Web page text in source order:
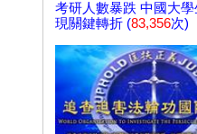
考研人數暴跌 中國大學
現關鍵轉折 (83,356次)